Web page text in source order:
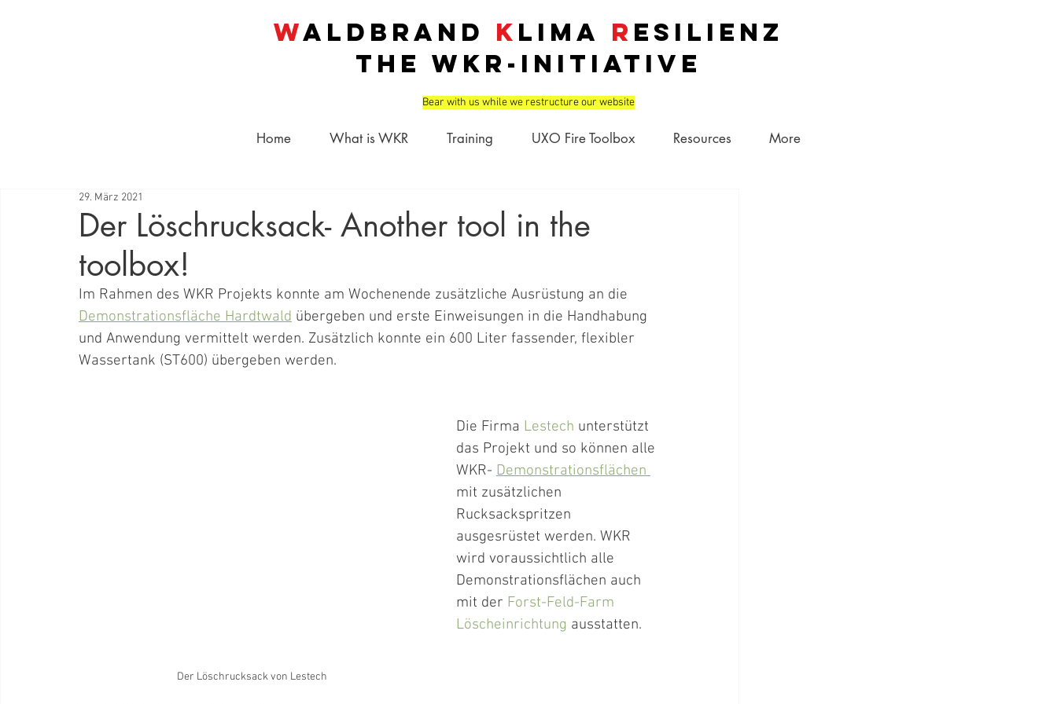
Waldbrand K lima R esilienz
THE WKR -INITIATIVE
Bear with us while we restructure our website
Home What is WKR Training UXO Fire Toolbox Resources More
Der Löschrucksack- Another tool in the
toolbox!
29. März 2021
Im Rahmen des WKR Projekts konnte am Wochenende zusätzliche Ausrüstung an die
Demonstrationsfläche Hardtwald übergeben und erste Einweisungen in die Handhabung
und Anwendung vermittelt werden. Zusätzlich konnte ein 600 Liter fassender, flexibler
Wassertank (ST600) übergeben werden.
Der Löschrucksack von Lestech
Die Firma Lestech unterstützt
das Projekt und so können alle
WKR- Demonstrationsflächen
mit zusätzlichen
Rucksackspritzen
ausgesrüstet werden. WKR
wird voraussichtlich alle
Demonstrationsflächen auch
mit der Forst-Feld-Farm
Löscheinrichtung ausstatten.